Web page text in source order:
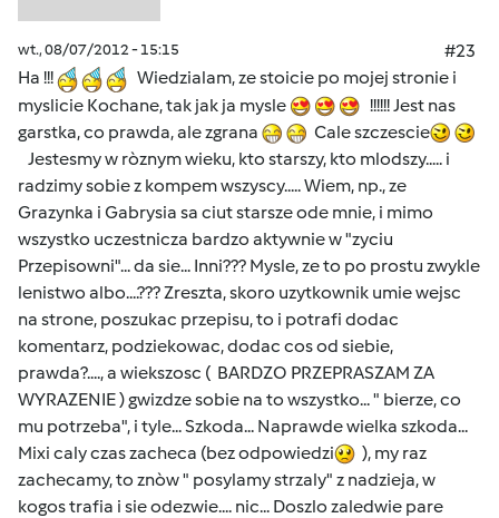
wt., 08/07/2012 - 15:15
#23
Ha !!!
Wiedzialam, ze stoicie po mojej stronie i
myslicie Kochane, tak jak ja mysle
!!!!!! Jest nas
garstka, co prawda, ale zgrana
Cale szczescie
Jestesmy w ròznym wieku, kto starszy, kto mlodszy..... i
radzimy sobie z kompem wszyscy..... Wiem, np., ze
Grazynka i Gabrysia sa ciut starsze ode mnie, i mimo
wszystko uczestnicza bardzo aktywnie w "zyciu
Przepisowni"... da sie... Inni??? Mysle, ze to po prostu zwykle
lenistwo albo....??? Zreszta, skoro uzytkownik umie wejsc
na strone, poszukac przepisu, to i potrafi dodac
komentarz, podziekowac, dodac cos od siebie,
prawda?...., a wiekszosc ( BARDZO PRZEPRASZAM ZA
WYRAZENIE ) gwizdze sobie na to wszystko... " bierze, co
mu potrzeba", i tyle... Szkoda... Naprawde wielka szkoda...
Mixi caly czas zacheca (bez odpowiedzi
), my raz
zachecamy, to znòw " posylamy strzaly" z nadzieja, w
kogos trafia i sie odezwie.... nic... Doszlo zaledwie pare